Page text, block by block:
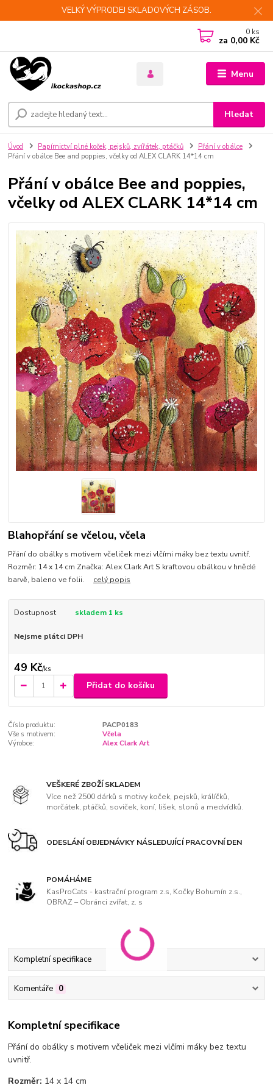
VELKÝ VÝPRODEJ SKLADOVÝCH ZÁSOB.
Menu
Hledat
0 ks
za 0,00 Kč
Úvod Papírnictví plné koček, pejsků, zvířátek, ptáčků
Přání v obálce
Přání v obálce Bee and poppies, včelky od ALEX CLARK 14*14 cm
Přání v obálce Bee and poppies,
včelky od ALEX CLARK 14*14 cm
Blahopřání se včelou, včela
Přání do obálky s motivem včeliček mezi vlčími máky bez textu uvnitř.
Rozměr: 14 x 14 cm Značka: Alex Clark Art S kraftovou obálkou v hnědé
barvě, baleno ve folii. celý popis
Dostupnost skladem 1 ks
Nejsme plátci DPH
49 Kč/ks
Přidat do košíku
Číslo produktu:
PACP0183
Vše s motivem:
Včela
Výrobce:
Alex Clark Art
VEŠKERÉ ZBOŽÍ SKLADEM
Více než 2500 dárků s motivy koček, pejsků, králíčků,
morčátek, ptáčků, soviček, koní, lišek, slonů a medvídků.
ODESLÁNÍ OBJEDNÁVKY NÁSLEDUJÍCÍ PRACOVNÍ DEN
POMÁHÁME
KasProCats - kastrační program z.s, Kočky Bohumín z.s.,
OBRAZ – Obránci zvířat, z. s
Kompletní specifikace
Komentáře 0
Kompletní specifikace
Přání do obálky s motivem včeliček mezi vlčími máky bez textu
uvnitř.
Rozměr: 14 x 14 cm